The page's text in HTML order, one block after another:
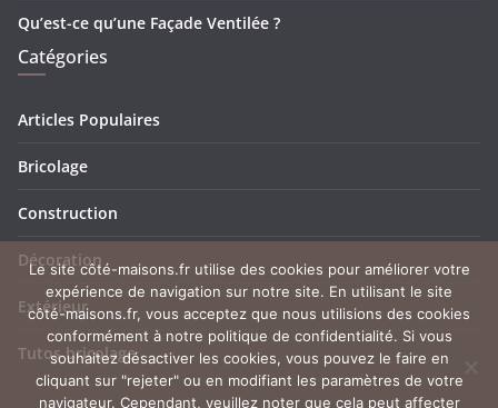
Qu’est-ce qu’une Façade Ventilée ?
Catégories
Articles Populaires
Bricolage
Construction
Décoration
Extérieur
Tutos bricolage
Le site côté-maisons.fr utilise des cookies pour améliorer votre
expérience de navigation sur notre site. En utilisant le site
côté-maisons.fr, vous acceptez que nous utilisions des cookies
conformément à notre politique de confidentialité. Si vous
souhaitez désactiver les cookies, vous pouvez le faire en
cliquant sur "rejeter" ou en modifiant les paramètres de votre
navigateur. Cependant, veuillez noter que cela peut affecter